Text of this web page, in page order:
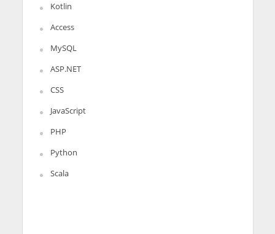
Kotlin
Access
MySQL
ASP.NET
CSS
JavaScript
PHP
Python
Scala